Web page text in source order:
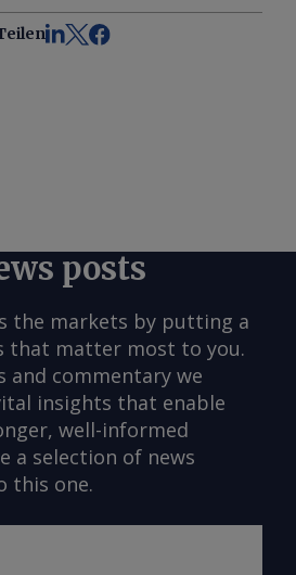
posts
the markets by putting a
that matter most to you.
and commentary we
insights that enable
well-informed
a selection of news
this one.